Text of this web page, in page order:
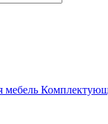
мебель